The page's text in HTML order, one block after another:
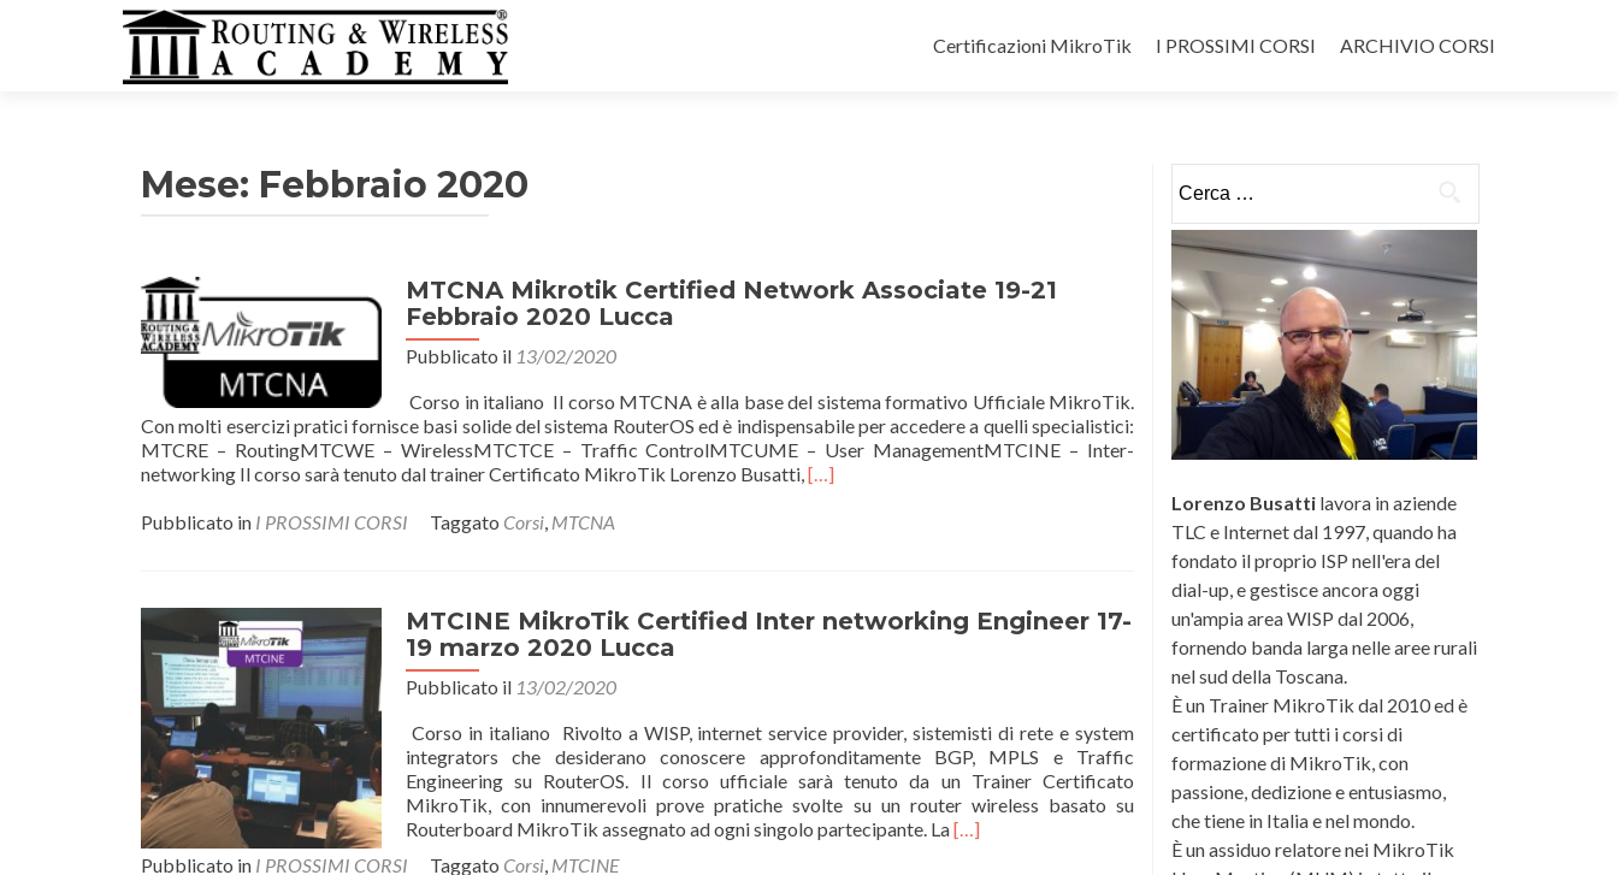
il
Certificazioni MikroTik I PROSSIMI CORSI ARCHIVIO CORSI
Mese: Febbraio 2020
MTCNA Mikrotik Certified Network Associate 19-21
Febbraio 2020 Lucca
Pubblicato il 13/02/2020
Corso in italiano Il corso MTCNA è alla base del sistema formativo Ufficiale MikroTik.
Con molti esercizi pratici fornisce basi solide del sistema RouterOS ed è indispensabile per accedere a quelli specialistici:
MTCRE – RoutingMTCWE – WirelessMTCTCE – Traffic ControlMTCUME – User ManagementMTCINE – Inter-
networking Il corso sarà tenuto dal trainer Certificato MikroTik Lorenzo Busatti,Leggi
Associate
Lucca
[…]
Pubblicato in I PROSSIMI CORSI Taggato Corsi, MTCNA
MTCINE MikroTik Certified Inter networking Engineer 17-
19 marzo 2020 Lucca
Pubblicato il 13/02/2020
Corso in italiano Rivolto a WISP, internet service provider, sistemisti di rete e system
integrators che desiderano conoscere approfonditamente BGP, MPLS e Traffic
Engineering su RouterOS. Il corso ufficiale sarà tenuto da un Trainer Certificato
MikroTik, con innumerevoli prove pratiche svolte su un router wireless basato su
Routerboard MikroTik assegnato ad ogni singolo partecipante. LaLeggi
[…]
Pubblicato in I PROSSIMI CORSI Taggato Corsi, MTCINE
per:
Lorenzo Busatti lavora in aziende
TLC e Internet dal 1997, quando ha
fondato il proprio ISP nell'era del
dial-up, e gestisce ancora oggi
un'ampia area WISP dal 2006,
fornendo banda larga nelle aree rurali
nel sud della Toscana.
È un Trainer MikroTik dal 2010 ed è
certificato per tutti i corsi di
formazione di MikroTik, con
passione, dedizione e entusiasmo,
che tiene in Italia e nel mondo.
È un assiduo relatore nei MikroTik